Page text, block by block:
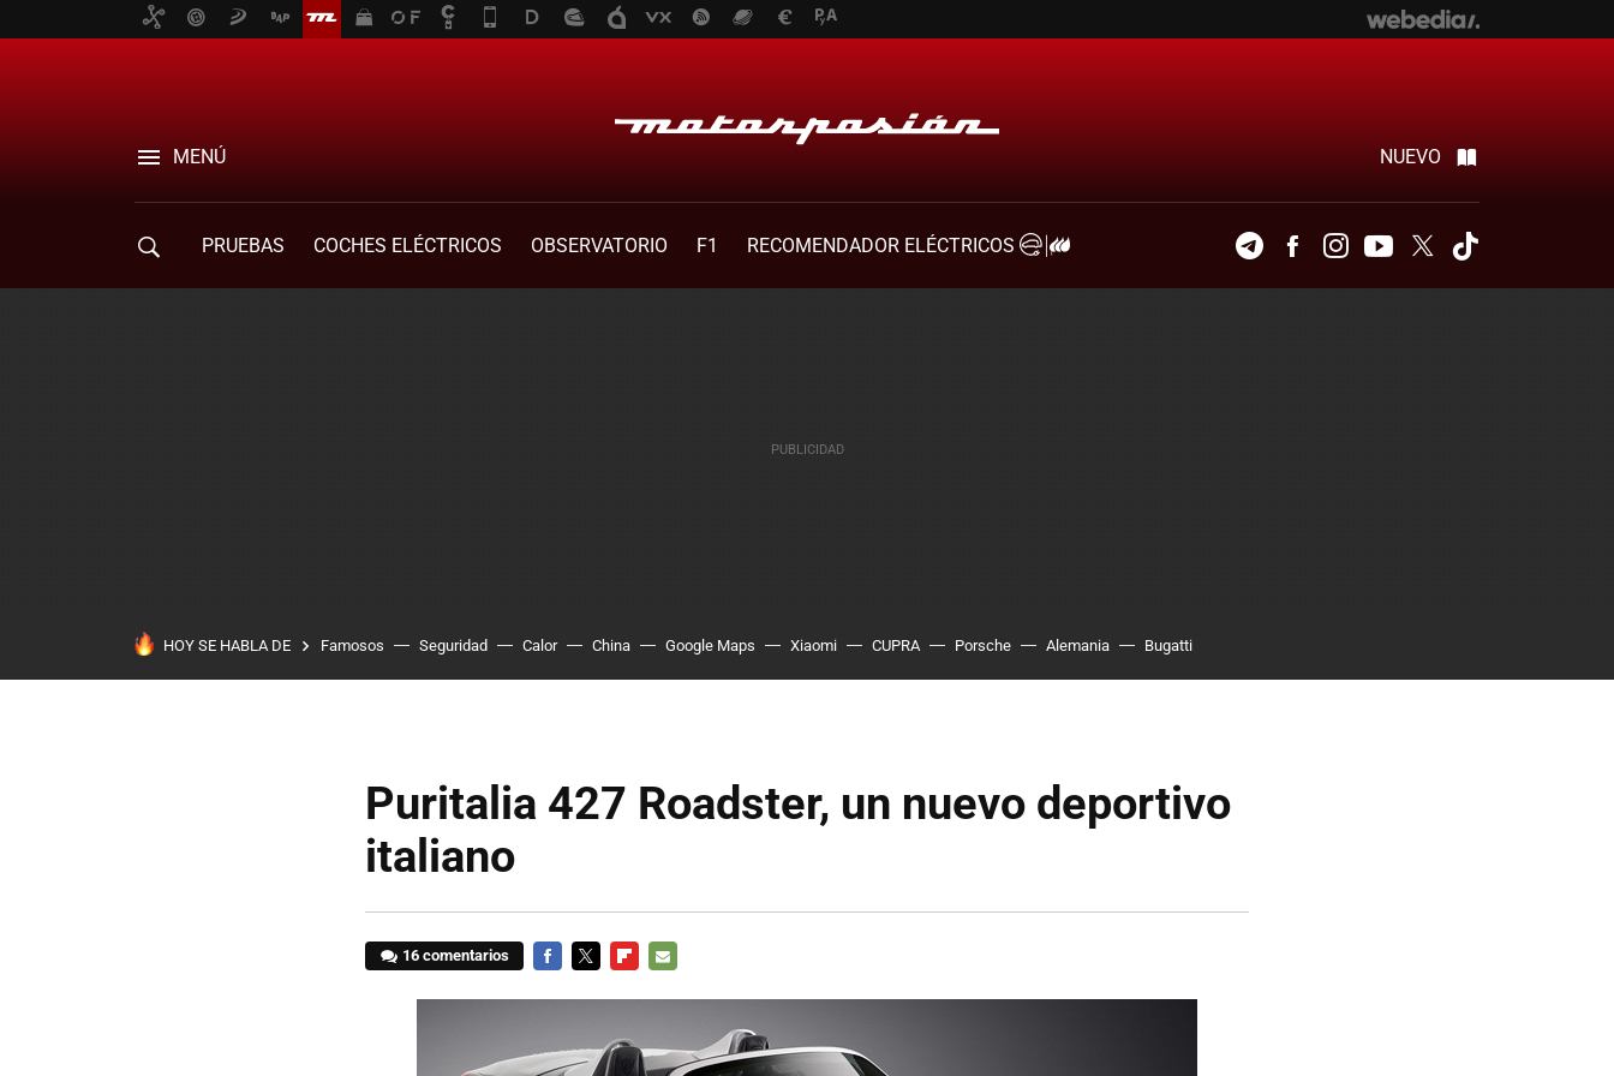
MENÚ NUEVO
PRUEBAS COCHES ELÉCTRICOS OBSERVATORIO F1
RECOMENDADOR ELÉCTRICOS
TelegramFacebookInstagramYoutubeTwitter
HOY SE HABLA DE Famosos Seguridad Calor China Google Maps Xiaomi CUPRA Porsche Alemania Bugatti
Puritalia 427 Roadster, un nuevo deportivo
italiano
16 comentarios